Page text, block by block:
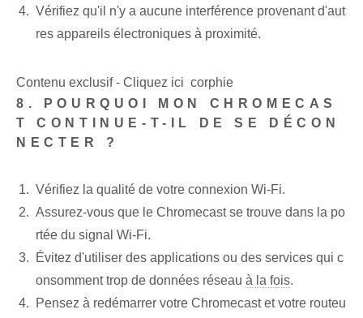
Vérifiez qu'il n'y a aucune interférence provenant d'aut
res appareils électroniques à proximité.
Contenu exclusif - Cliquez ici corphie
8. POURQUOI MON CHROMECAS
T CONTINUE-T-IL DE SE DÉCON
NECTER ?
Vérifiez la qualité de votre connexion Wi-Fi.
Assurez-vous que le Chromecast se trouve dans la po
rtée du signal Wi-Fi.
Évitez d'utiliser des applications ou des services qui c
onsomment trop de données réseau à la fois.
Pensez à redémarrer votre ⁣Chromecast​ et votre ‌routeu